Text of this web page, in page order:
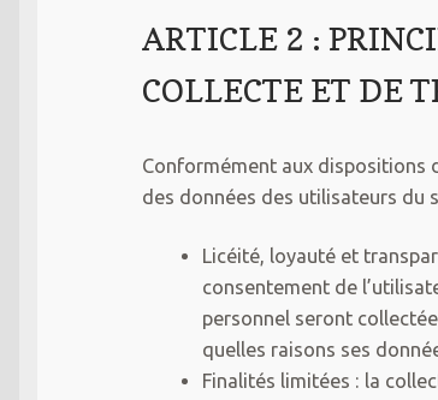
ARTICLE 2 :
COLLECTE ET DE
Conformément aux dispositions
des données des utilisateurs du
Licéité, loyauté et
consentement de
personnel seront
quelles raisons ses
Finalités limitées : la